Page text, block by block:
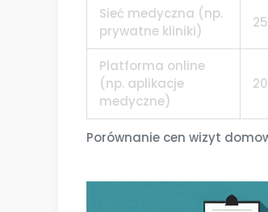
Porównanie cen wizyt
Sieć medyczna (np.
prywatne kliniki)
Platforma online
(np. aplikacje
medyczne)